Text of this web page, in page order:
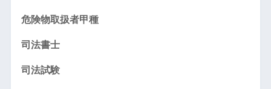
危険物取扱者甲種
司法書士
司法試験